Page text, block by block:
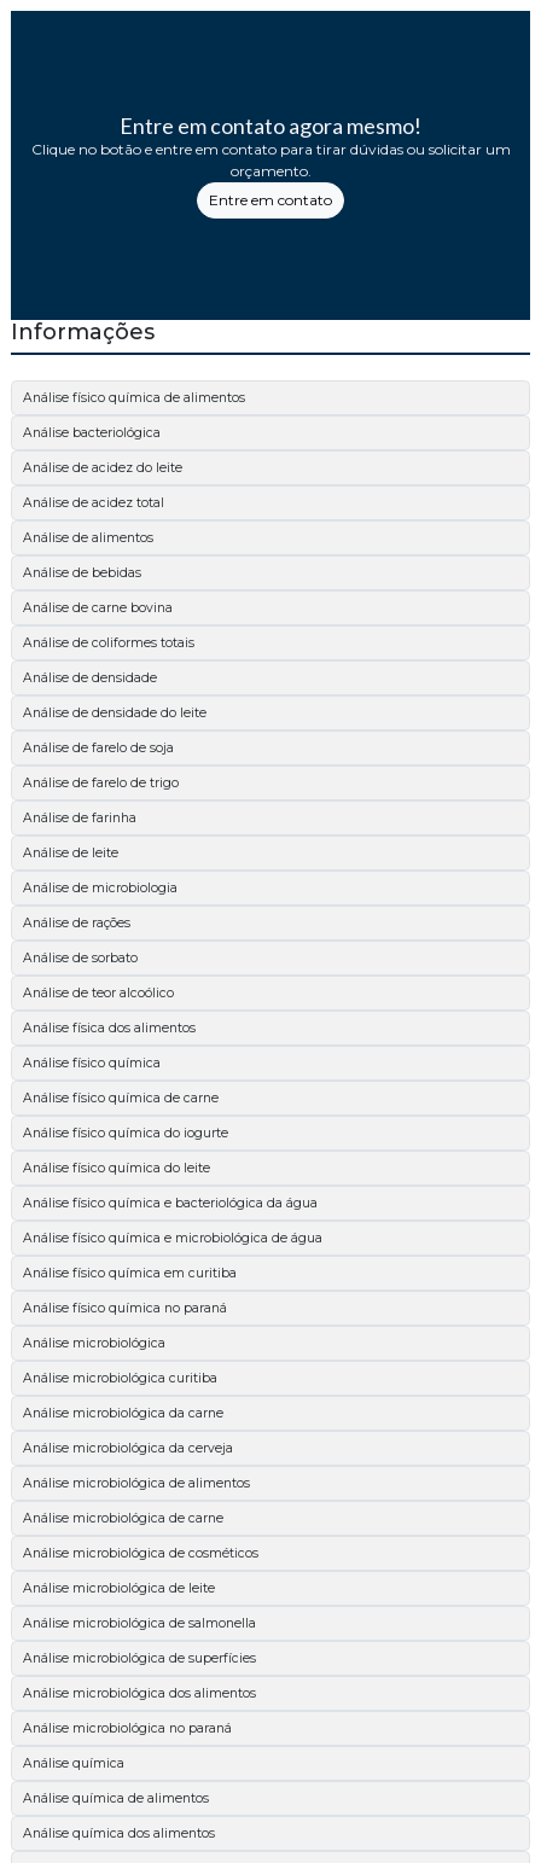
Entre em contato agora mesmo!
Clique no botão e entre em contato para tirar dúvidas ou solicitar um
orçamento.
Entre em contato
Informações
Análise físico química de alimentos
Análise bacteriológica
Análise de acidez do leite
Análise de acidez total
Análise de alimentos
Análise de bebidas
Análise de carne bovina
Análise de coliformes totais
Análise de densidade
Análise de densidade do leite
Análise de farelo de soja
Análise de farelo de trigo
Análise de farinha
Análise de leite
Análise de microbiologia
Análise de rações
Análise de sorbato
Análise de teor alcoólico
Análise física dos alimentos
Análise físico química
Análise físico química de carne
Análise físico química do iogurte
Análise físico química do leite
Análise físico química e bacteriológica da água
Análise físico química e microbiológica de água
Análise físico química em curitiba
Análise físico química no paraná
Análise microbiológica
Análise microbiológica curitiba
Análise microbiológica da carne
Análise microbiológica da cerveja
Análise microbiológica de alimentos
Análise microbiológica de carne
Análise microbiológica de cosméticos
Análise microbiológica de leite
Análise microbiológica de salmonella
Análise microbiológica de superfícies
Análise microbiológica dos alimentos
Análise microbiológica no paraná
Análise química
Análise química de alimentos
Análise química dos alimentos